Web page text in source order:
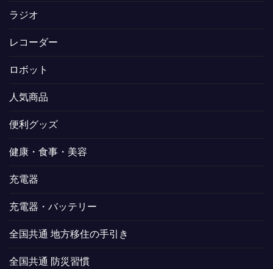
ラジオ
レコーダー
ロボット
人気商品
便利グッズ
健康・食事・美容
充電器
充電器・バッテリー
全国共通 地方移住の手引き
全国共通 防災習慣